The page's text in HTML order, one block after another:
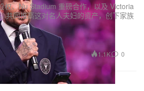
权、Nu Stadium 重磅合作，以及 Victoria
共同推高这对名人夫妇的资产，创下家族
1.1K 0